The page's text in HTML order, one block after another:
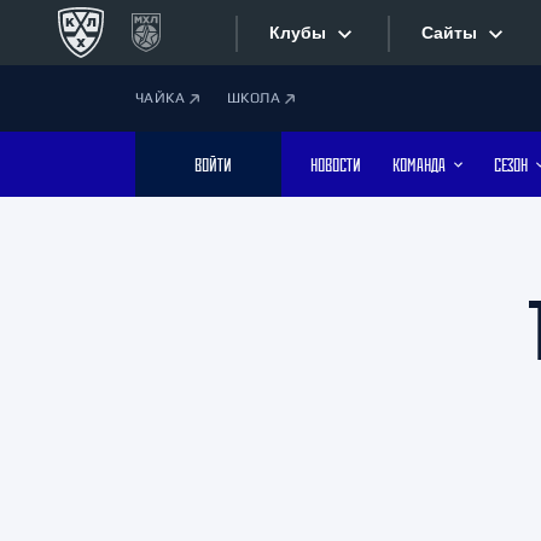
Клубы
Дивизион Боброва
Лада
Сайты
Текстовые
ЧАЙКА ШКОЛА
ВОЙТИ НОВОСТИ КОМАНДА СЕЗОН